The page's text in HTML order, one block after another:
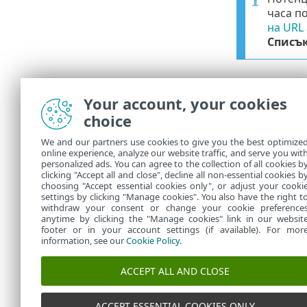
часа
на
Връзката
неправилно
Уеб сайтът
за уеб
Your account, your cookies
choice
We and our partners use cookies to give you the best optimized
online experience, analyze our website traffic, and serve you with
personalized ads. You can agree to the collection of all cookies
clicking "Accept all and close", decline all non-essential cookies
choosing "Accept essential cookies only", or adjust your
settings by clicking "Manage cookies". You also have the right to
withdraw your consent or change your cookie
anytime by clicking the "Manage cookies" link in our
footer or in your account settings (if available). For
information, see ourCookie Policy.
ACCEPT ALL AND CLOSE